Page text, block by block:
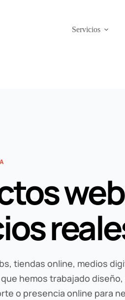
Servicios
tiendas online, medios
hemos trabajado
o presencia online para